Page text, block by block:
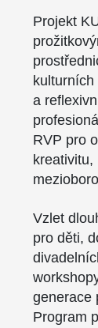
Projekt
a
RVP pro
Vzlet
pro děti,
generace
Program